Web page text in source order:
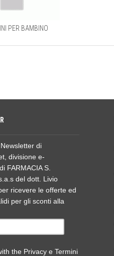
PER BAMBINO
di
divisione e-
FARMACIA S.
del dott. Livio
ricevere le offerte ed
per gli sconti alla
the Privacy e Termini